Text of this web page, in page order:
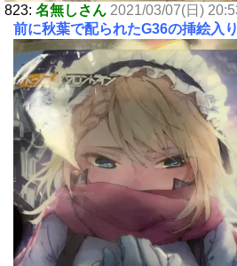
823: 名無しさん 2021/03/07(日)
前に秋葉で配られたG36の挿絵入